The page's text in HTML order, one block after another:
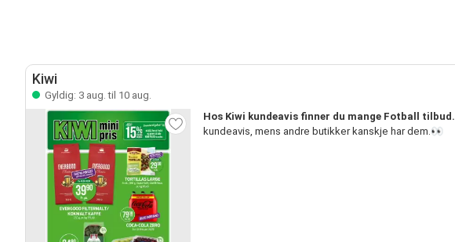
Kiwi
Gyldig: 3 aug. til 10 aug.
Hos Kiwi kundeavis finner du mange Fotball tilbud.
kundeavis, mens andre butikker kanskje har dem.👀